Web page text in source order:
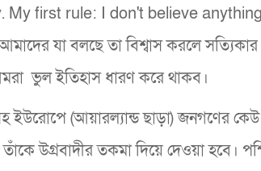
My first rule: I don't believe
যা বলছে তা বিশ্বাস করলে
ভুল ইতিহাস ধারণ করে থাকব।
ইউরোপে (আয়ারল্যান্ড ছাড়া) জনগণের
উগ্রবাদীর তকমা দিয়ে দেওয়া হবে।